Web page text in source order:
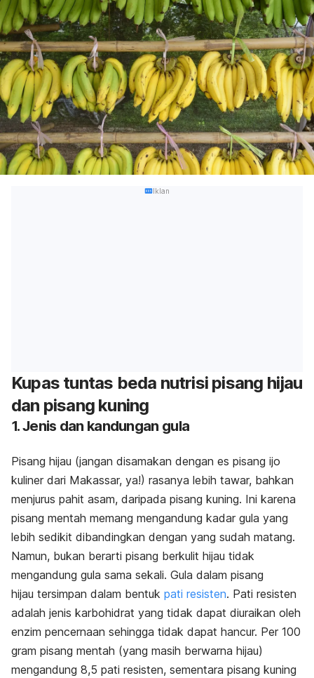
Iklan
Kupas tuntas beda nutrisi pisang hijau
dan pisang kuning
1. Jenis dan kandungan gula
Pisang hijau (jangan disamakan dengan es pisang ijo
kuliner dari Makassar, ya!) rasanya lebih tawar, bahkan
menjurus pahit asam, daripada pisang kuning. Ini karena
pisang mentah memang mengandung kadar gula yang
lebih sedikit dibandingkan dengan yang sudah matang.
Namun, bukan berarti pisang berkulit hijau tidak
mengandung gula sama sekali. Gula dalam pisang
hijau tersimpan dalam bentuk pati resisten. Pati resisten
adalah jenis karbohidrat yang tidak dapat diuraikan oleh
enzim pencernaan sehingga tidak dapat hancur. Per 100
gram pisang mentah (yang masih berwarna hijau)
mengandung 8,5 pati resisten, sementara pisang kuning